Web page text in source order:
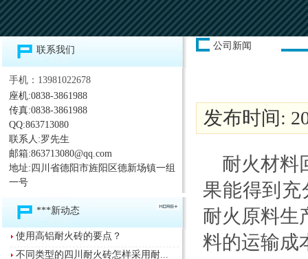
联系我们
手机：13981022678
座机:0838-3861988
传真:0838-3861988
QQ:863713080
联系人:罗先生
邮箱:863713080@qq.com
地址:四川省德阳市旌阳区德新场镇一组
一号
***新动态
使用高铝耐火砖的要点？
不同类型的四川耐火砖怎样采用耐...
公司新闻
发布时间:
耐火材料
果能得到
耐火原料生
料的运输成